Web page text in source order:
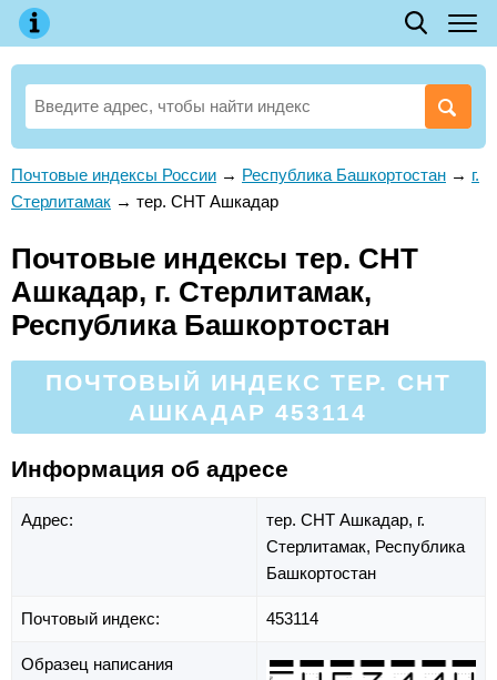
Почтовые индексы России → Республика Башкортостан → г.
Стерлитамак → тер. СНТ Ашкадар
Почтовые индексы тер. СНТ
Ашкадар, г. Стерлитамак,
Республика Башкортостан
ПОЧТОВЫЙ ИНДЕКС ТЕР. СНТ
АШКАДАР 453114
Информация об адресе
Адрес: тер. СНТ Ашкадар, г.
Стерлитамак, Республика
Башкортостан
Почтовый индекс: 453114
Образец написания